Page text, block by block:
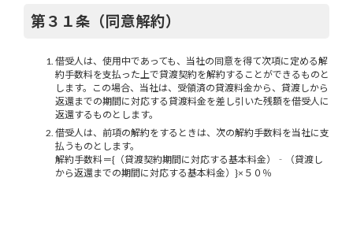
第３１条（同意解約）
借受人は、使用中であっても、当社の同意を得て次項に定める解
約手数料を支払った上で貸渡契約を解約することができるものと
します。この場合、当社は、受領済の貸渡料金から、貸渡しから
返還までの期間に対応する貸渡料金を差し引いた残額を借受人に
返還するものとします。
借受人は、前項の解約をするときは、次の解約手数料を当社に支
払うものとします。
解約手数料＝{（貸渡契約期間に対応する基本料金）‐（貸渡し
から返還までの期間に対応する基本料金）}×５０％